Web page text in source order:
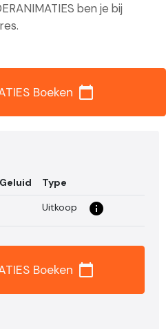
ben je bij
Boeken calendar_today
Geluid
Type
Uitkoop info_i
Boeken calendar_today